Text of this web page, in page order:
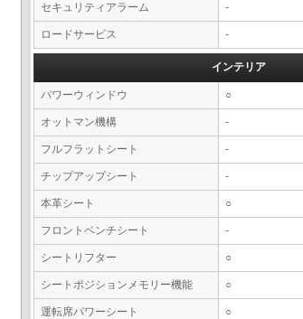
セキュリティアラーム -
ロードサービス -
インテリア
パワーウィンドウ ○
オットマン機構 -
フルフラットシート -
チップアップシート -
本革シート ○
フロントベンチシート -
シートリフター ○
シートポジションメモリー機能 ○
運転席パワーシート ○